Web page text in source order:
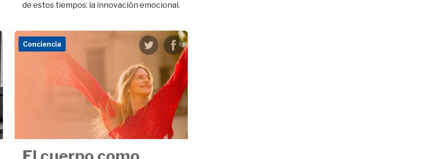
de estos tiempos: la innovación emocional.
Conciencia